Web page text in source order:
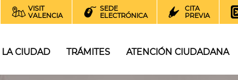
VISIT
VALENCIA
SEDE
ELECTRÓNICA
CITA
PREVIA
LA CIUDAD TRÁMITES ATENCIÓN CIUDADANA